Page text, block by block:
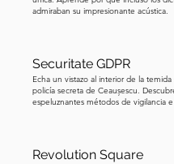
gran sala de conciertos
monumentos, como el
Triunfo de Bucarest,
más la reputación de la
vida, Bucarest se ganó el
admiraban su impresionante acústica.
Securitate GDPR
Echa un vistazo al interior de la
policía secreta de Ceaușescu.
espeluznantes métodos de vigilancia
Revolution Square